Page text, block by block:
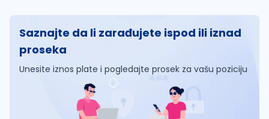
Saznajte da li zarađujete ispod ili iznad
proseka
Unesite iznos plate i pogledajte prosek za vašu poziciju